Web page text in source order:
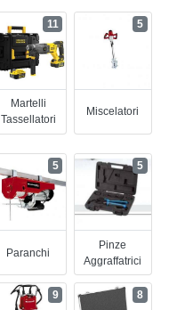
Martelli
Tassellatori
11
Miscelatori
5
Paranchi
5
Pinze
Aggraffatrici
5
9 8